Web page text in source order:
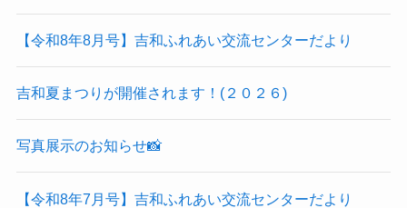
【令和8年8月号】吉和ふれあい交流センターだより
吉和夏まつりが開催されます！(２０２６)
写真展示のお知らせ📸
【令和8年7月号】吉和ふれあい交流センターだより